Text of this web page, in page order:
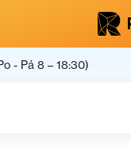
- Pá 8 – 18:30)